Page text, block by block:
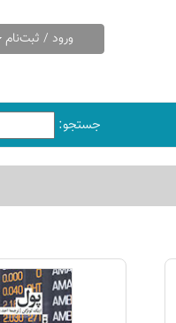
ورود / ثبت‌نام
جستجو: